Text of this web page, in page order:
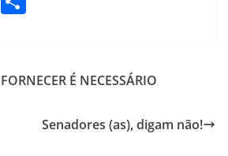
e
É NECESSÁRIO
Senadores (as), digam não!